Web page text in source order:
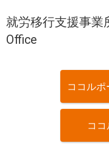
就労移行支援事業
Office
ココル
コ